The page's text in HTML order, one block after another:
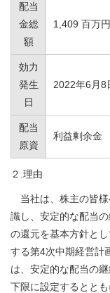
配当
金総
額
1,409 百万円
効力
発生
日
2022年6月8
配当
原資
利益剰余金
２.理由
当社は、株主の皆様
識し、安定的な配当
の還元を基本方針と
する第4次中期経営計
は、安定的な配当の
下限に設定するとと